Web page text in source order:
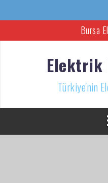
Bursa
Türkiye’nin
İzmir
Türkiye'nin